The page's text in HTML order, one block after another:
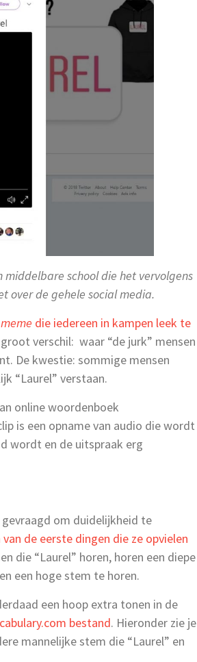
school die het vervolgens
over de gehele social media.
meme die iedereen in kampen leek te
verschil: waar “de jurk” mensen
De kwestie: sommige mensen
“Laurel” verstaan.
online woordenboek
is een opname van audio die wordt
wordt en de uitspraak erg
gevraagd om duidelijkheid te
van de eerste dingen die ze opvielen
die “Laurel” horen, horen een diepe
een hoge stem te horen.
een hoop extra tonen in de
bestand. Hieronder zie je
mannelijke stem die “Laurel” en